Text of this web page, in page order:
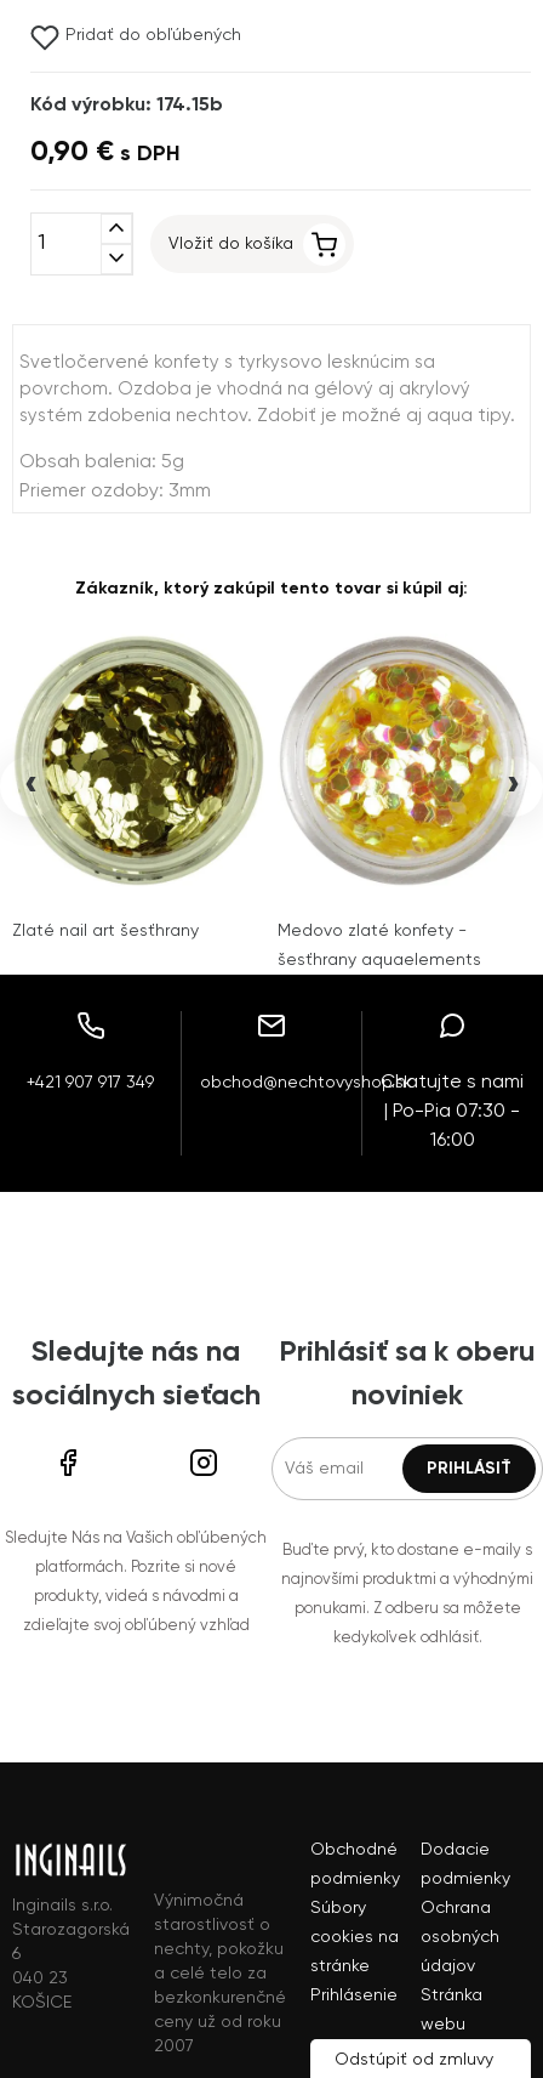
Pridať do obľúbených
Kód výrobku: 174.15b
0,90 € s DPH
expand_less
expand_more
Vložiť do košíka
Svetločervené konfety s tyrkysovo lesknúcim sa
povrchom. Ozdoba je vhodná na gélový aj akrylový
systém zdobenia nechtov. Zdobiť je možné aj aqua tipy.
Obsah balenia: 5g
Priemer ozdoby: 3mm
Zákazník, ktorý zakúpil tento tovar si kúpil aj:
Zlaté nail art šesťhrany
Medovo zlaté konfety -
šesťhrany aquaelements
‹ ›
+421 907 917 349 obchod@nechtovyshop.skChatujte s nami
| Po-Pia 07:30 -
16:00
Sledujte nás na
sociálnych sieťach
Sledujte Nás na Vašich obľúbených
platformách. Pozrite si nové
produkty, videá s návodmi a
zdieľajte svoj obľúbený vzhľad
Prihlásiť sa k oberu
noviniek
Buďte prvý, kto dostane e-maily s
najnovšími produktmi a výhodnými
ponukami. Z odberu sa môžete
kedykoľvek odhlásiť.
Inginails s.r.o.
Starozagorská
6
040 23
KOŠICE
Výnimočná
starostlivosť o
nechty, pokožku
a celé telo za
bezkonkurenčné
ceny už od roku
2007
Obchodné
podmienky
Dodacie
podmienky
Súbory
cookies na
stránke
Ochrana
osobných
údajov
Prihlásenie
Stránka
webu
Odstúpiť od zmluvy